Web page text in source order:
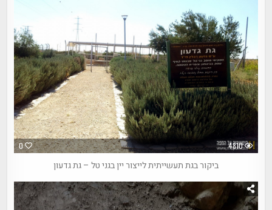
0 4810
ביקור בגת תעשייתית לייצור יין בגני טל – גת גדעון